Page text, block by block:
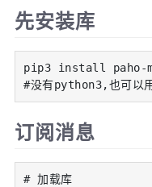
先安装库
pip3 install paho-
#没有python3,也可
订阅消息
# 加载库